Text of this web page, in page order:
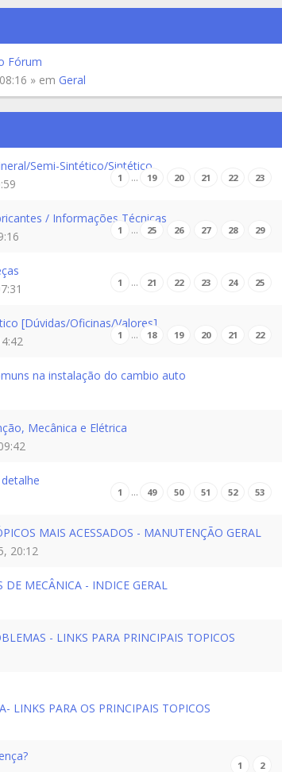
Fórum
» em Geral
Semi-Sintético/Sintético
1 … 19 20 21 22 23
/ Informações Técnicas
1 … 25 26 27 28 29
1 … 21 22 23 24 25
[Dúvidas/Oficinas/Valores]
1 … 18 19 20 21 22
na instalação do cambio auto
Mecânica e Elétrica
1 … 49 50 51 52 53
MAIS ACESSADOS - MANUTENÇÃO GERAL
20:12
DE MECÂNICA - INDICE GERAL
- LINKS PARA PRINCIPAIS TOPICOS
LINKS PARA OS PRINCIPAIS TOPICOS
1 2